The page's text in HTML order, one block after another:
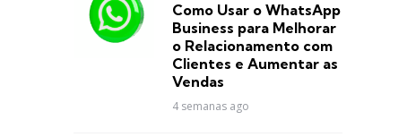
Como Usar o WhatsApp
Business para Melhorar
o Relacionamento com
Clientes e Aumentar as
Vendas
4 semanas ago